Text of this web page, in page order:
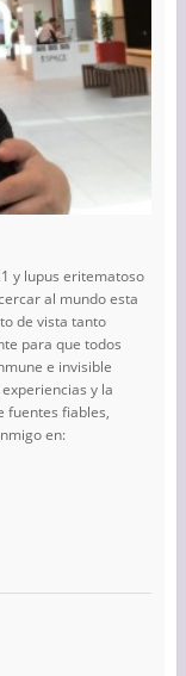
y lupus eritematoso
al mundo esta
de vista tanto
para que todos
e invisible
y la
fuentes fiables,
en: